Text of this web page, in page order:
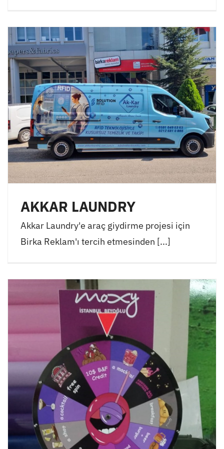
AKKAR LAUNDRY
Akkar Laundry'e araç giydirme projesi için
Birka Reklam'ı tercih etmesinden [...]